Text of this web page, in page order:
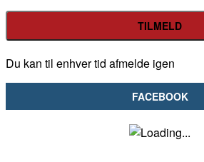
Du kan til enhver tid afmelde igen
FACEBOOK